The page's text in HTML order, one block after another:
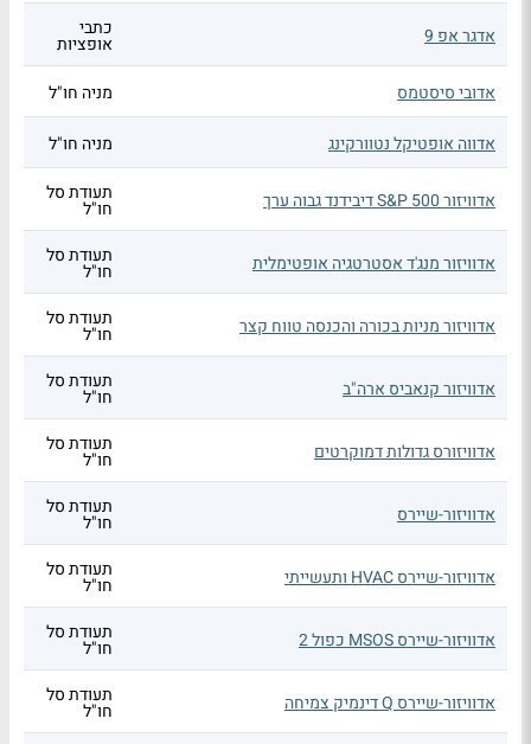
אדגר אפ 9 כתבי
אופציות
אדובי סיסטמס
מניה חו"ל
אדווה אופטיקל נטוורקינג מניה חו"ל
אדוויזור S&P 500 דיבידנד גבוה ערך תעודת סל
חו"ל
אדוויזור מנג'ד אסטרטגיה אופטימלית תעודת סל
חו"ל
אדוויזור מניות בכורה והכנסה טווח קצר תעודת סל
חו"ל
אדוויזור קנאביס ארה"ב תעודת סל
חו"ל
אדוויזורס גדולות דמוקרטים תעודת סל
חו"ל
אדוויזור-שיירס תעודת סל
חו"ל
אדוויזור-שיירס HVAC ותעשייתי תעודת סל
חו"ל
אדוויזור-שיירס MSOS כפול 2 תעודת סל
חו"ל
אדוויזור-שיירס Q דינמיק צמיחה תעודת סל
חו"ל